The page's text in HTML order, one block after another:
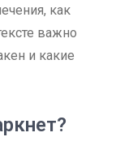
как
важно
и какие